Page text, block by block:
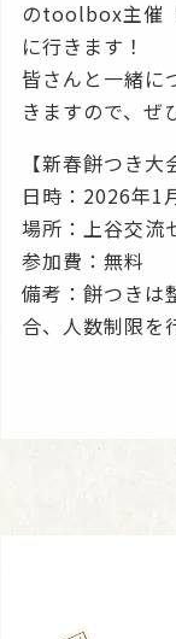
のtoolbox主催
に行きます！
皆さんと一緒に
きますので、ぜ
【新春餅つき大
日時：2026年1
場所：上谷交流
参加費：無料
備考：餅つきは
合、人数制限を